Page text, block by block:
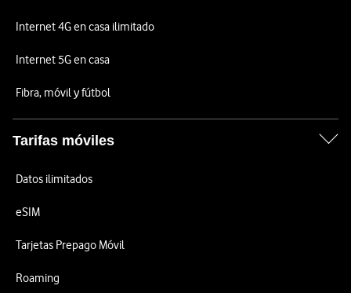
Internet 4G en casa ilimitado
Internet 5G en casa
Fibra, móvil y fútbol
Tarifas móviles
Datos ilimitados
eSIM
Tarjetas Prepago Móvil
Roaming